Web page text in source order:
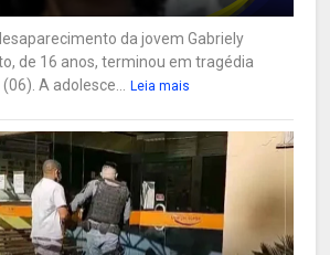
da jovem Gabriely
de 16 anos, terminou em tragédia
A adolesce...
Leia mais